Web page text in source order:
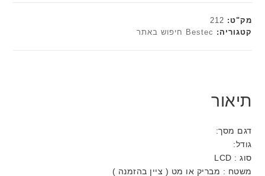
מק"ט: 212
קטגוריה: Bestec חיפוש באתר
תיאור
דגם מסך:
גודל:
סוג : LCD
משטח : מבריק או מט ( ציין בהזמנה )